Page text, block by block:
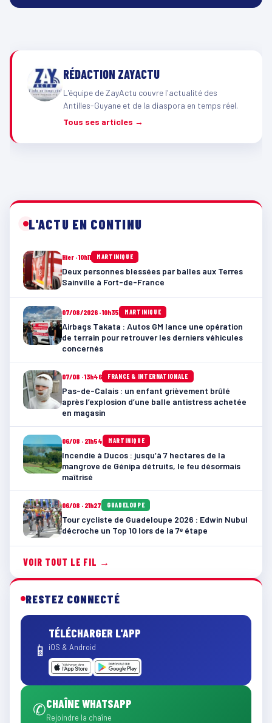
RÉDACTION ZAYACTU
L'équipe de ZayActu couvre l'actualité des
Antilles-Guyane et de la diaspora en temps réel.
Tous ses articles →
L'ACTU EN CONTINU
Hier · 10h11 MARTINIQUE
Deux personnes blessées par balles aux Terres
Sainville à Fort-de-France
07/08/2026 · 10h35 MARTINIQUE
Airbags Takata : Autos GM lance une opération
de terrain pour retrouver les derniers véhicules
concernés
07/08 · 13h46 FRANCE & INTERNATIONALE
Pas-de-Calais : un enfant grièvement brûlé
après l’explosion d’une balle antistress achetée
en magasin
06/08 · 21h54 MARTINIQUE
Incendie à Ducos : jusqu’à 7 hectares de la
mangrove de Génipa détruits, le feu désormais
maîtrisé
06/08 · 21h27 GUADELOUPE
Tour cycliste de Guadeloupe 2026 : Edwin Nubul
décroche un Top 10 lors de la 7ᵉ étape
VOIR TOUT LE FIL →
RESTEZ CONNECTÉ
📱
TÉLÉCHARGER L'APP
iOS & Android
✆CHAÎNE WHATSAPP
Rejoindre la chaîne